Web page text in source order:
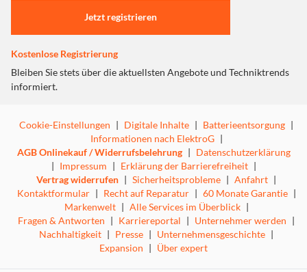
Aufheizzeiten - drinnen & draußen
keine Verbrennungsgefahr an den Oberflächen, dank
SafeTouch-Gehäuse
Grillen
einfache Reinigung aufgrund des modularen Aufbaus
Grillspaß für drinnen & draußen.
Modularer Aufbau
Viele Teile sind entnehmbar, dadurch ist eine leichte
Jetzt registrieren
Kostenlose Registrierung
Bleiben Sie stets über die aktuellsten Angebote und Techniktrends
informiert.
Cookie-Einstellungen | Digitale Inhalte | Batterieentsorgung |
Informationen nach ElektroG |
AGB Onlinekauf / Widerrufsbelehrung | Datenschutzerklärung
| Impressum | Erklärung der Barrierefreiheit |
Vertrag widerrufen | Sicherheitsprobleme | Anfahrt |
Kontaktformular | Recht auf Reparatur | 60 Monate Garantie |
Markenwelt | Alle Services im Überblick |
Fragen & Antworten | Karriereportal | Unternehmer werden |
Nachhaltigkeit | Presse | Unternehmensgeschichte |
Expansion | Über expert